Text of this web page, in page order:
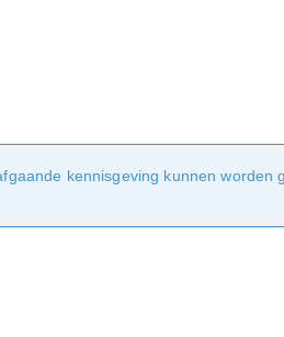
kennisgeving kunnen worden